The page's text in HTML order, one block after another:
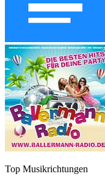
Top Musikrichtungen